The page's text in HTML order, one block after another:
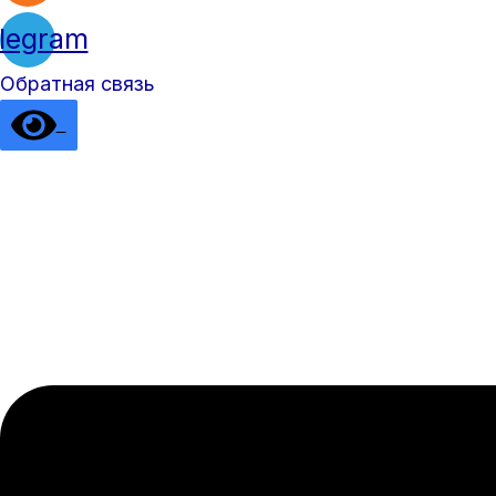
Обратная связь